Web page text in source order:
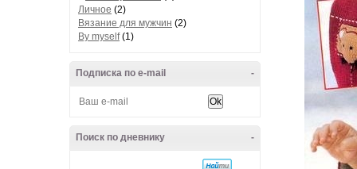
Личное (2)
Вязание для мужчин (2)
By myself(1)
-
Подписка по e-mail
-
Поиск по дневнику